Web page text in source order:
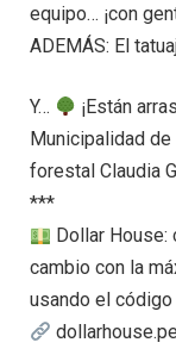
equipo… ¡con
ADEMÁS: El
Y…
¡Están
Municipalidad
forestal Claudia
***
Dollar
cambio con la
usando el código
dollarhouse.pe